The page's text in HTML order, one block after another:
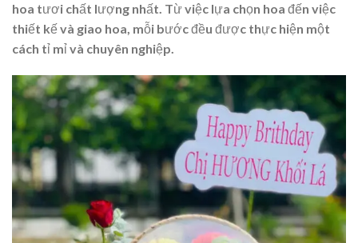
hoa tươi chất lượng nhất. Từ việc lựa chọn hoa đến việc
thiết kế và giao hoa, mỗi bước đều được thực hiện một
cách tỉ mỉ và chuyên nghiệp.